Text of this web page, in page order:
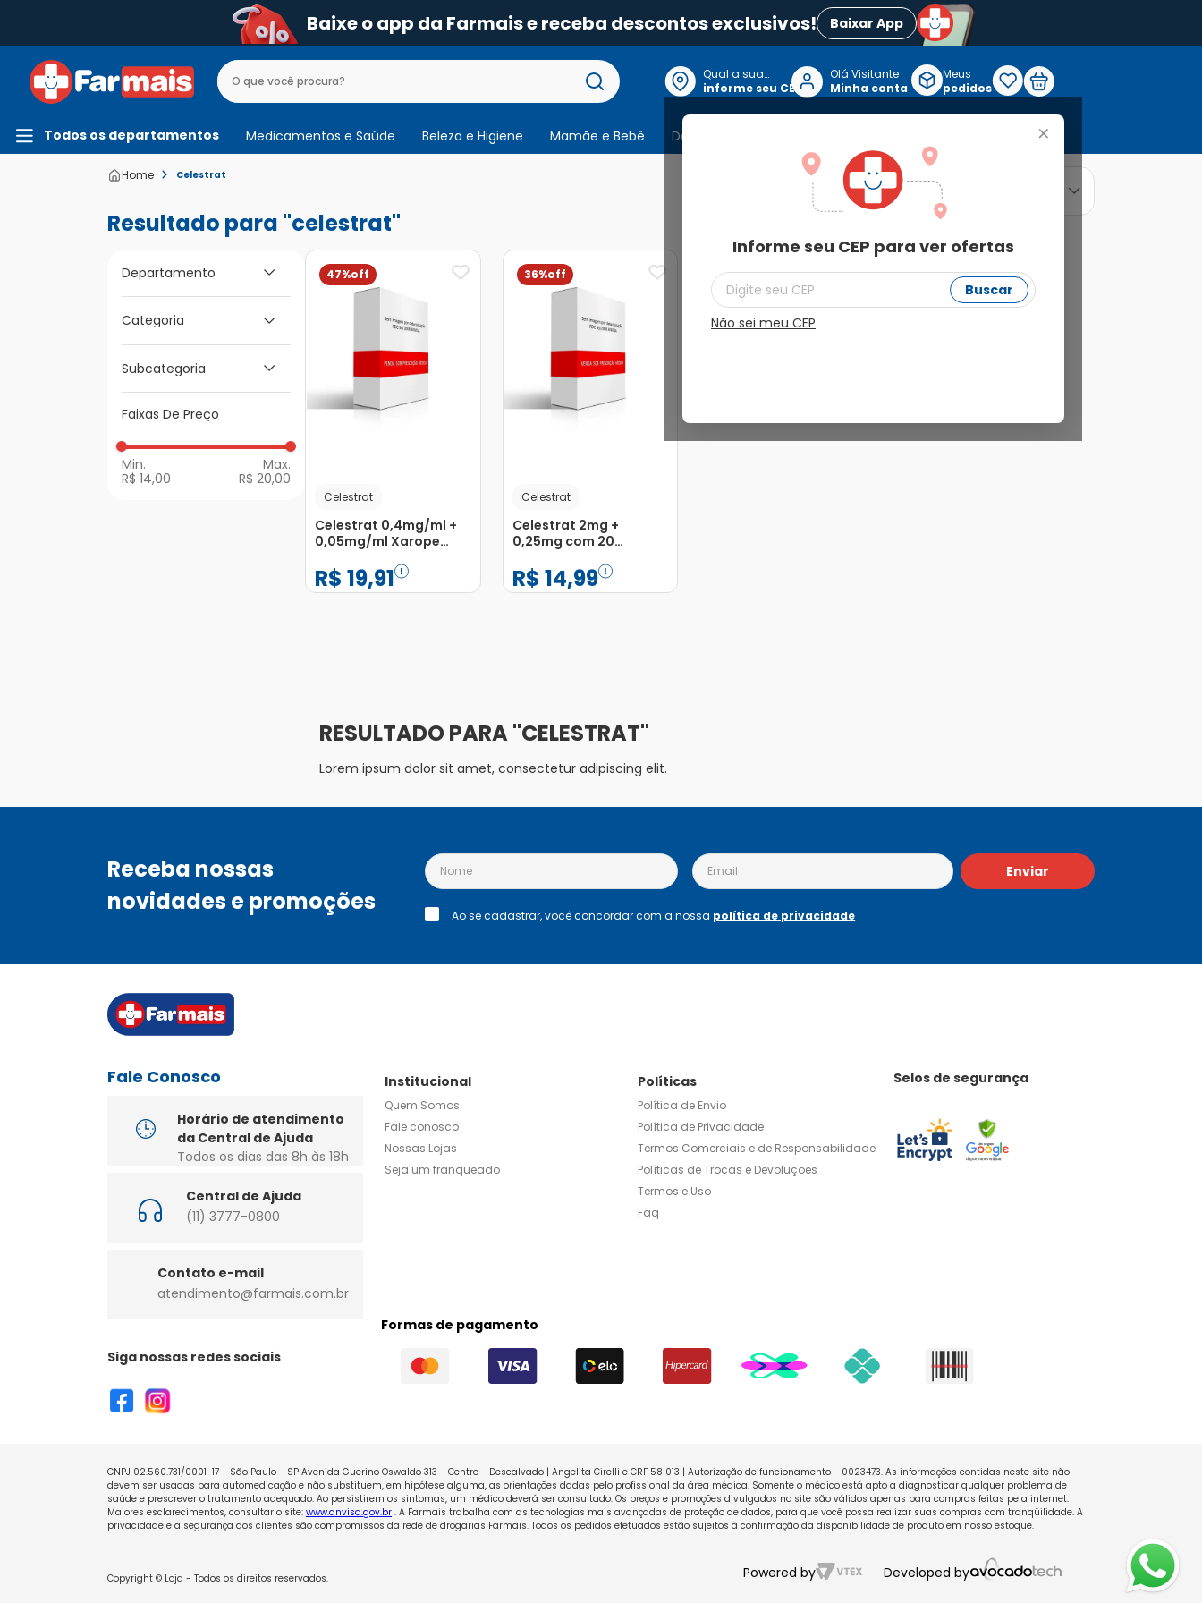
Baixe o app da Farmais e receba descontos exclusivos! Baixar App
Qual a sua
localização?
informe seu CEP
+
Informe seu CEP para ver ofertas
Buscar
Não sei meu CEP
Olá Visitante
Minha conta
Meus
pedidos
Todos os departamentos Medicamentos e Saúde Beleza e Higiene Mamãe e Bebê Dermocosmeticos
Celestrat
celestrat
Departamento
Medicamentos e
Saúde
Categoria
Dor e Febre e
Inflamação
Subcategoria
Anti-inflamatórios
de Uso Geral
Faixas De Preço
R$ 14,00 R$ 20,00
ordenar por
47%
Celestrat
Celestrat 0,4mg/ml +
0,05mg/ml Xarope
R$ 19,91
36%
Celestrat
Celestrat 2mg +
0,25mg com 20
R$ 14,99
CELESTRAT
Lorem ipsum dolor sit amet, consectetur adipiscing elit.
Receba nossas
novidades e promoções
Enviar
Ao se cadastrar, você concordar com a nossa política de privacidade
Fale Conosco
Horário de atendimento
da Central de Ajuda
Todos os dias das 8h às 18h
Central de Ajuda
(11) 3777-0800
Contato e-mail
atendimento@farmais.com.br
Siga nossas redes sociais
Institucional
Quem Somos
Fale conosco
Nossas Lojas
Seja um franqueado
Políticas
Política de Envio
Política de Privacidade
Termos Comerciais e de Responsabilidade
Políticas de Trocas e Devoluções
Termos e Uso
Faq
Selos de segurança
Formas de pagamento
CNPJ 02.560.731/0001-17 - São Paulo - SP Avenida Guerino Oswaldo 313 - Centro - Descalvado | Angelita Cirelli e CRF 58 013 | Autorização de funcionamento - 0023473. As informações contidas neste site não
devem ser usadas para automedicação e não substituem, em hipótese alguma, as orientações dadas pelo profissional da área médica. Somente o médico está apto a diagnosticar qualquer problema de
saúde e prescrever o tratamento adequado. Ao persistirem os sintomas, um médico deverá ser consultado. Os preços e promoções divulgados no site são válidos apenas para compras feitas pela internet.
Maiores esclarecimentos, consultar o site: www.anvisa.gov.br . A Farmais trabalha com as tecnologias mais avançadas de proteção de dados, para que você possa realizar suas compras com tranqüilidade. A
privacidade e a segurança dos clientes são compromissos da rede de drogarias Farmais. Todos os pedidos efetuados estão sujeitos à confirmação da disponibilidade de produto em nosso estoque.
Copyright © Loja - Todos os direitos reservados. Powered by Developed by